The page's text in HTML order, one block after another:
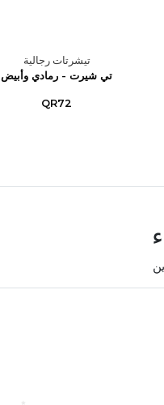
تيشرتات رجالية
تي شيرت - رمادي وأبيض
QR72